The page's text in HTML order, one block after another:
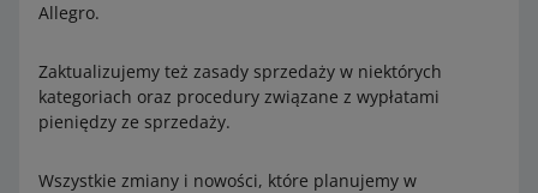
Allegro.
Zaktualizujemy też zasady sprzedaży w niektórych
kategoriach oraz procedury związane z wypłatami
pieniędzy ze sprzedaży.
Wszystkie zmiany i nowości, które planujemy w